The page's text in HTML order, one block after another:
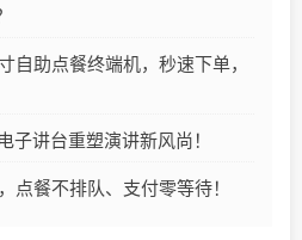
自助点餐终端机，秒速下单，
子讲台重塑演讲新风尚！
点餐不排队、支付零等待！